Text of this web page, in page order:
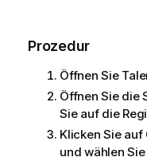
Prozedur
Öffnen Sie
Öffnen Sie die
Sie auf die
Klicken Sie auf
und wählen Sie